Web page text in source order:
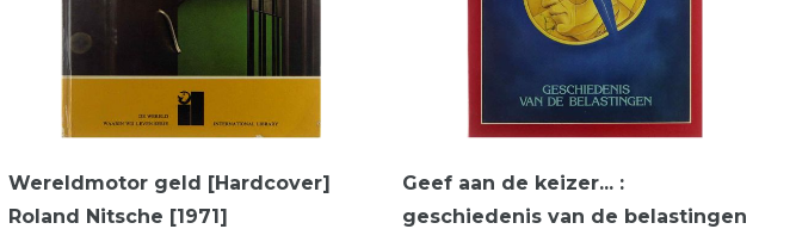
Wereldmotor geld [Hardcover]
Roland Nitsche [1971]
Geef aan de keizer... :
geschiedenis van de belastingen